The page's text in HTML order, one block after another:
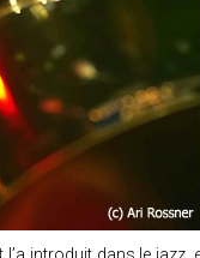
introduit dans le